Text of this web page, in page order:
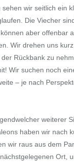
wir seitlich ein
Die Viecher
aber offenbar
Wir drehen uns
Rückbank zu
Wir suchen noch
– je nach
weiterer
haben wir nach
wir raus aus dem
Ort,